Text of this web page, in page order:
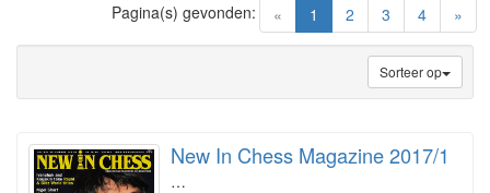
« 1 (current)
2 3 4 »
Pagina(s) gevonden:
Sorteer op
New In Chess Magazine 2017/1
…